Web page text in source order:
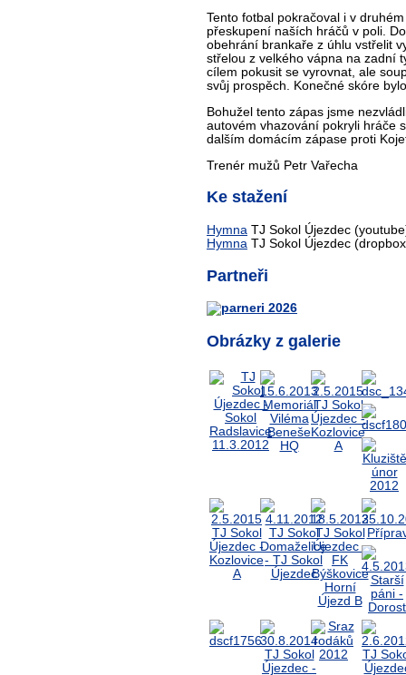
Tento fotbal pokračoval i v
přeskupení naších hráčů v poli.
obehrání brankaře z úhlu vstřelit
střelou z velkého vápna na zadní
cílem pokusit se vyrovnat, ale
svůj prospěch. Konečné skóre
Bohužel tento zápas jsme
autovém vhazování pokryli hráče
dalším domácím zápase proti
Trenér mužů Petr Vařecha
Ke stažení
Hymna TJ Sokol Újezdec
Hymna TJ Sokol Újezdec
Partneři
Obrázky z galerie